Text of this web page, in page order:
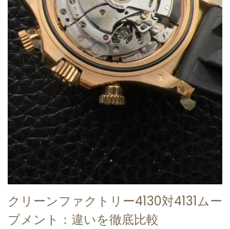
クリーンファクトリー4130対4131ムー
ブメント：違いを徹底比較